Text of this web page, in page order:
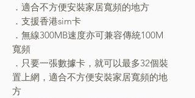
．適合不方便安裝家居寬頻的地方
．支援香港sim卡
．無線300MB速度亦可兼容傳統100M
寬頻
．只要一張數據卡，就可以最多32個裝
置上網，適合不方便安裝家居寬頻的地
方